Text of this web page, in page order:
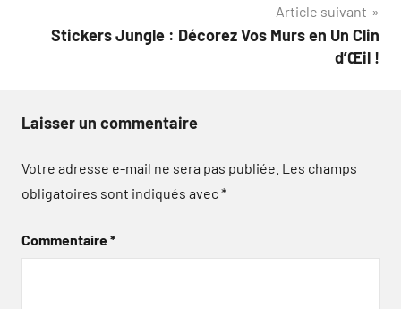
Article suivant
Stickers Jungle : Décorez Vos Murs en Un Clin
d’Œil !
Laisser un commentaire
Votre adresse e-mail ne sera pas publiée. Les champs
obligatoires sont indiqués avec*
Commentaire*